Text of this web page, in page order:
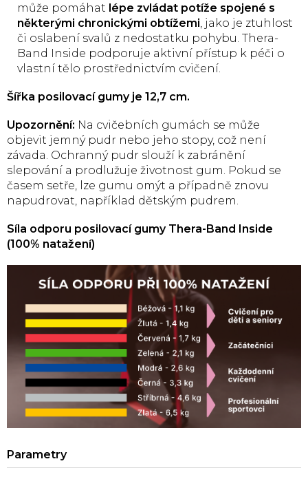
může pomáhat lépe zvládat potíže spojené s
některými chronickými obtížemi , jako je ztuhlost
či oslabení svalů z nedostatku pohybu. Thera-
Band Inside podporuje aktivní přístup k péči o
vlastní tělo prostřednictvím cvičení.
Šířka posilovací gumy je 12,7 cm.
Upozornění: Na cvičebních gumách se může
objevit jemný pudr nebo jeho stopy, což není
závada. Ochranný pudr slouží k zabránění
slepování a prodlužuje životnost gum. Pokud se
časem setře, lze gumu omýt a případně znovu
napudrovat, například dětským pudrem.
Síla odporu posilovací gumy Thera-Band Inside
(100% natažení)